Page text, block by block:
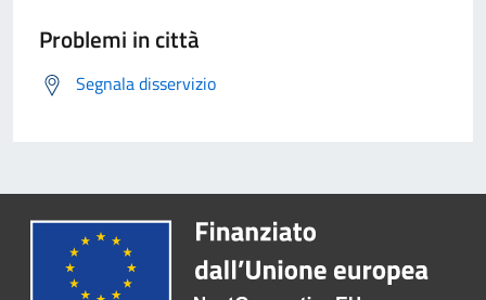
Problemi in città
Segnala disservizio